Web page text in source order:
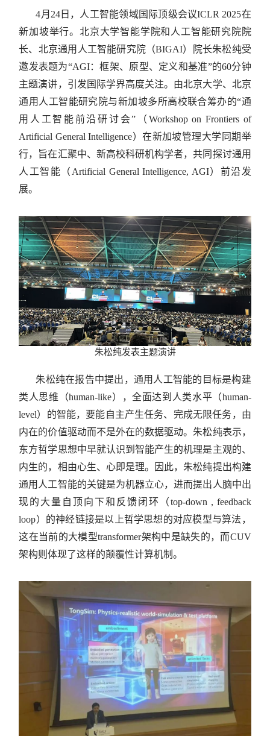
校友
4月24日，人工智能领域国际顶级会议ICLR 2025在
新加坡举行。北京大学智能学院和人工智能研究院院
长、北京通用人工智能研究院（BIGAI）院长朱松纯受
邀发表题为“AGI：框架、原型、定义和基准”的60分钟
主题演讲，引发国际学界高度关注。由北京大学、北京
通用人工智能研究院与新加坡多所高校联合筹办的“通
用人工智能前沿研讨会”（Workshop on Frontiers of
Artificial General Intelligence）在新加坡管理大学同期举
行，旨在汇聚中、新高校科研机构学者，共同探讨通用
人工智能（Artificial General Intelligence, AGI）前沿发
展。
朱松纯发表主题演讲
朱松纯在报告中提出，通用人工智能的目标是构建
类人思维（human-like），全面达到人类水平（human-
level）的智能，要能自主产生任务、完成无限任务，由
内在的价值驱动而不是外在的数据驱动。朱松纯表示，
东方哲学思想中早就认识到智能产生的机理是主观的、
内生的，相由心生、心即是理。因此，朱松纯提出构建
通用人工智能的关键是为机器立心，进而提出人脑中出
现的大量自顶向下和反馈闭环（top-down , feedback
loop）的神经链接是以上哲学思想的对应模型与算法，
这在当前的大模型transformer架构中是缺失的，而CUV
架构则体现了这样的颠覆性计算机制。